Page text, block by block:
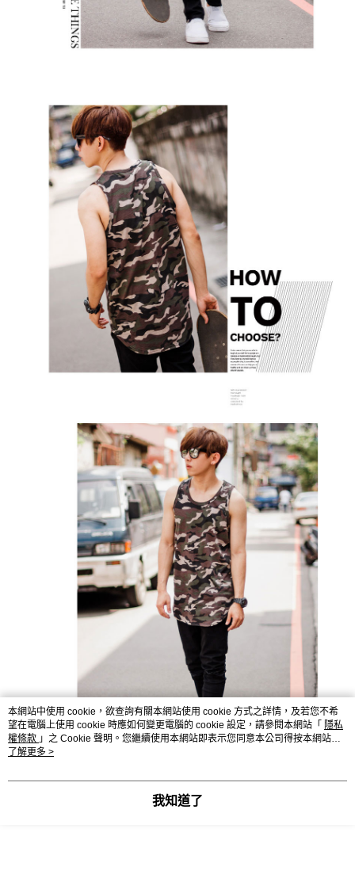
本網站中使用 cookie，欲查詢有關本網站使用 cookie 方式之詳情，及若您不希
望在電腦上使用 cookie 時應如何變更電腦的 cookie 設定，請參閱本網站「 隱私
權條款 」之 Cookie 聲明。您繼續使用本網站即表示您同意本公司得按本網站使
用條款之 Cookie 聲明使用 cookie。
了解更多 >
我知道了